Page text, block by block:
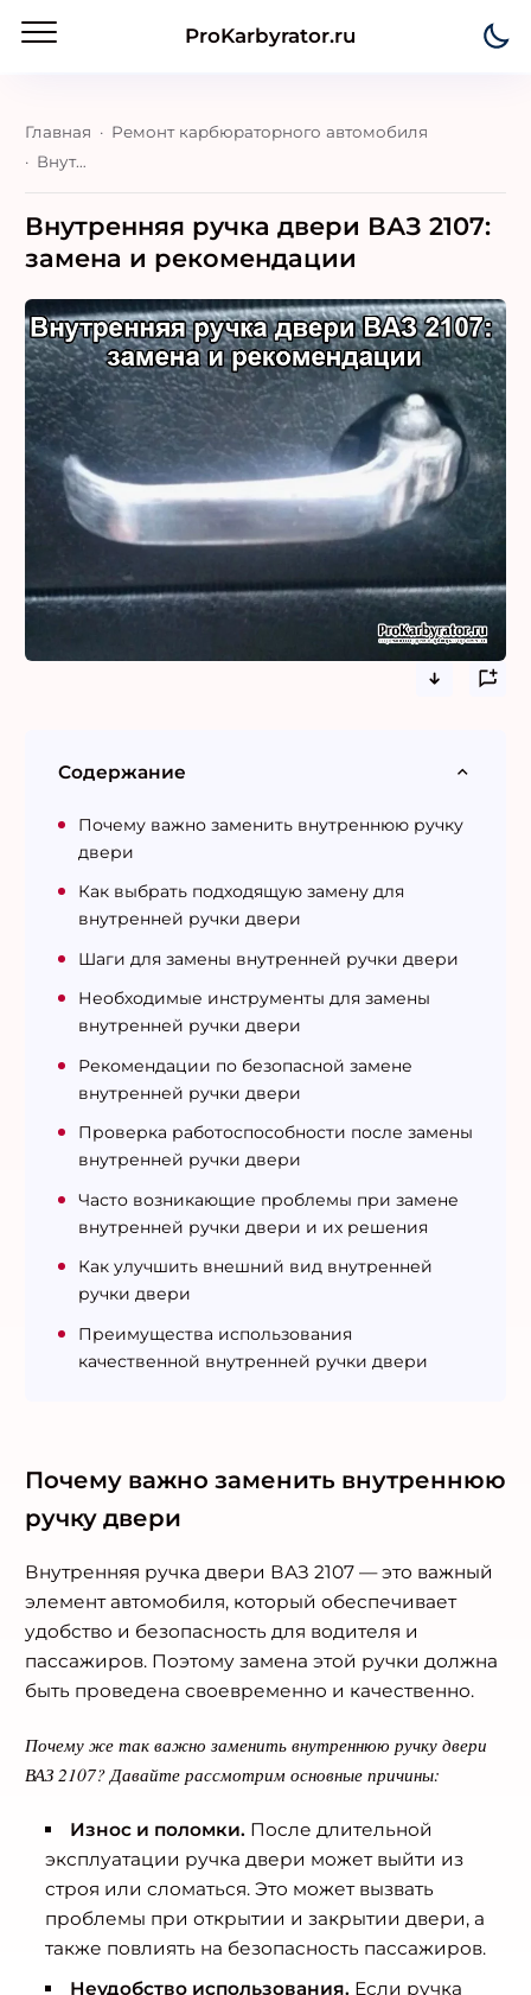
ProKarbyrator.ru
Главная
Ремонт карбюраторного автомобиля
Внутренняя ручка двери ВАЗ 2107: замена и рекомендации
Внутренняя ручка двери ВАЗ 2107:
замена и рекомендации
Почему важно заменить внутреннюю
ручку двери
Внутренняя ручка двери ВАЗ 2107 — это важный
элемент автомобиля, который обеспечивает
удобство и безопасность для водителя и
пассажиров. Поэтому замена этой ручки должна
быть проведена своевременно и качественно.
Почему же так важно заменить внутреннюю ручку двери
ВАЗ 2107? Давайте рассмотрим основные причины:
Износ и поломки. После длительной
эксплуатации ручка двери может выйти из
строя или сломаться. Это может вызвать
проблемы при открытии и закрытии двери, а
также повлиять на безопасность пассажиров.
Неудобство использования. Если ручка
Содержание
Почему важно заменить внутреннюю ручку
двери
Как выбрать подходящую замену для
внутренней ручки двери
Шаги для замены внутренней ручки двери
Необходимые инструменты для замены
внутренней ручки двери
Рекомендации по безопасной замене
внутренней ручки двери
Проверка работоспособности после замены
внутренней ручки двери
Часто возникающие проблемы при замене
внутренней ручки двери и их решения
Как улучшить внешний вид внутренней
ручки двери
Преимущества использования
качественной внутренней ручки двери